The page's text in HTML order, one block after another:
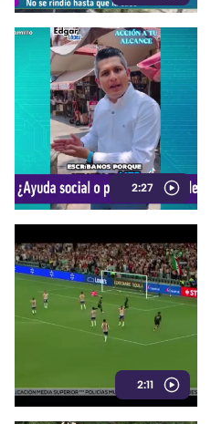
2:27
2:11